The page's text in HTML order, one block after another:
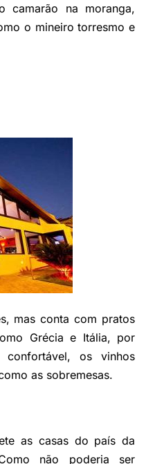
camarão na moranga,
o mineiro torresmo e
mas conta com pratos
Grécia e Itália, por
os vinhos
as sobremesas.
as casas do país da
não poderia ser